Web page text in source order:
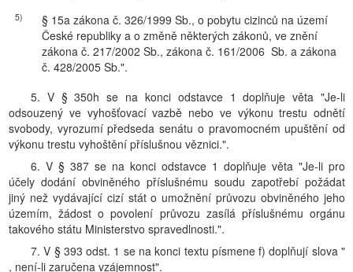
5)
§ 15a zákona č. 326/1999 Sb., o pobytu cizinců na území
České republiky a o změně některých zákonů, ve znění
zákona č. 217/2002 Sb., zákona č. 161/2006 Sb. a zákona
č. 428/2005 Sb.".
5. V § 350h se na konci odstavce 1 doplňuje věta "Je-li
odsouzený ve vyhošťovací vazbě nebo ve výkonu trestu odnětí
svobody, vyrozumí předseda senátu o pravomocném upuštění od
výkonu trestu vyhoštění příslušnou věznici.".
6. V § 387 se na konci odstavce 1 doplňuje věta "Je-li pro
účely dodání obviněného příslušnému soudu zapotřebí požádat
jiný než vydávající cizí stát o umožnění průvozu obviněného jeho
územím, žádost o povolení průvozu zasílá příslušnému orgánu
takového státu Ministerstvo spravedlnosti.".
7. V § 393 odst. 1 se na konci textu písmene f) doplňují slova "
, není-li zaručena vzájemnost".